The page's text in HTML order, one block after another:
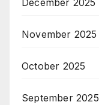
December 2025
November 2025
October 2025
September 2025